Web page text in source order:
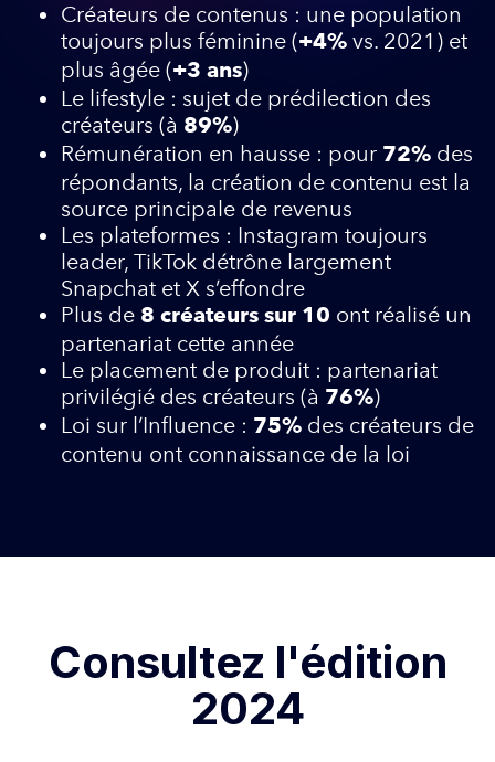
Créateurs de contenus : une population
toujours plus féminine (+4% vs. 2021) et
plus âgée (+3 ans)
Le lifestyle : sujet de prédilection des
créateurs (à 89%)
Rémunération en hausse : pour 72% des
répondants, la création de contenu est la
source principale de revenus
Les plateformes : Instagram toujours
leader, TikTok détrône largement
Snapchat et X s’effondre
Plus de 8 créateurs sur 10 ont réalisé un
partenariat cette année
Le placement de produit : partenariat
privilégié des créateurs (à 76%)
Loi sur l’Influence : 75% des créateurs de
contenu ont connaissance de la loi
Consultez l'édition
2024